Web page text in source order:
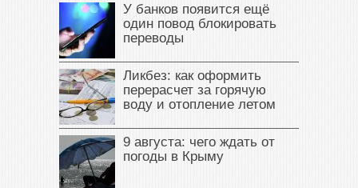
У банков появится ещё
один повод блокировать
переводы
Ликбез: как оформить
перерасчет за горячую
воду и отопление летом
9 августа: чего ждать от
погоды в Крыму